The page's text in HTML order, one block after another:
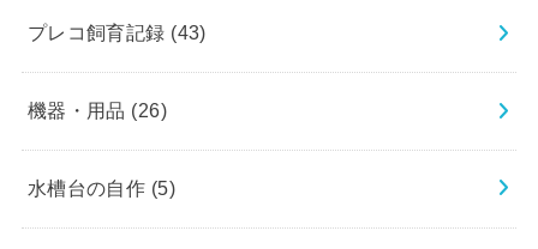
プレコ飼育記録 (43)
機器・用品 (26)
水槽台の自作 (5)